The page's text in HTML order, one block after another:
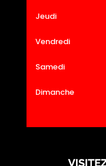
Jeudi
Vendredi
Samedi
Dimanche